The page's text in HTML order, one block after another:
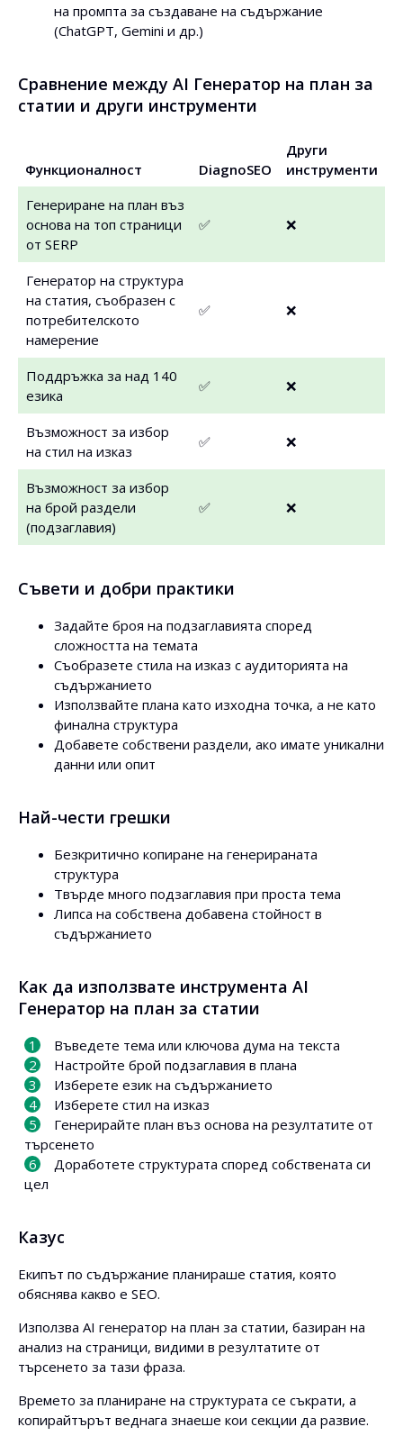
на промпта за създаване на съдържание
(ChatGPT, Gemini и др.)
Сравнение между AI Генератор на план за
статии и други инструменти
Функционалност DiagnoSEO
Други
инструменти
Генериране на план въз
основа на топ страници
от SERP
✅ ❌
Генератор на структура
на статия, съобразен с
потребителското
намерение
✅ ❌
Поддръжка за над 140
езика
✅ ❌
Възможност за избор
на стил на изказ
✅ ❌
Възможност за избор
на брой раздели
(подзаглавия)
✅ ❌
Съвети и добри практики
Задайте броя на подзаглавията според
сложността на темата
Съобразете стила на изказ с аудиторията на
съдържанието
Използвайте плана като изходна точка, а не като
финална структура
Добавете собствени раздели, ако имате уникални
данни или опит
Най-чести грешки
Безкритично копиране на генерираната
структура
Твърде много подзаглавия при проста тема
Липса на собствена добавена стойност в
съдържанието
Как да използвате инструмента AI
Генератор на план за статии
Въведете тема или ключова дума на текста
Настройте брой подзаглавия в плана
Изберете език на съдържанието
Изберете стил на изказ
Генерирайте план въз основа на резултатите от
търсенето
Доработете структурата според собствената си
цел
Казус
Екипът по съдържание планираше статия, която
обяснява какво е SEO.
Използва AI генератор на план за статии, базиран на
анализ на страници, видими в резултатите от
търсенето за тази фраза.
Времето за планиране на структурата се съкрати, а
копирайтърът веднага знаеше кои секции да развие.